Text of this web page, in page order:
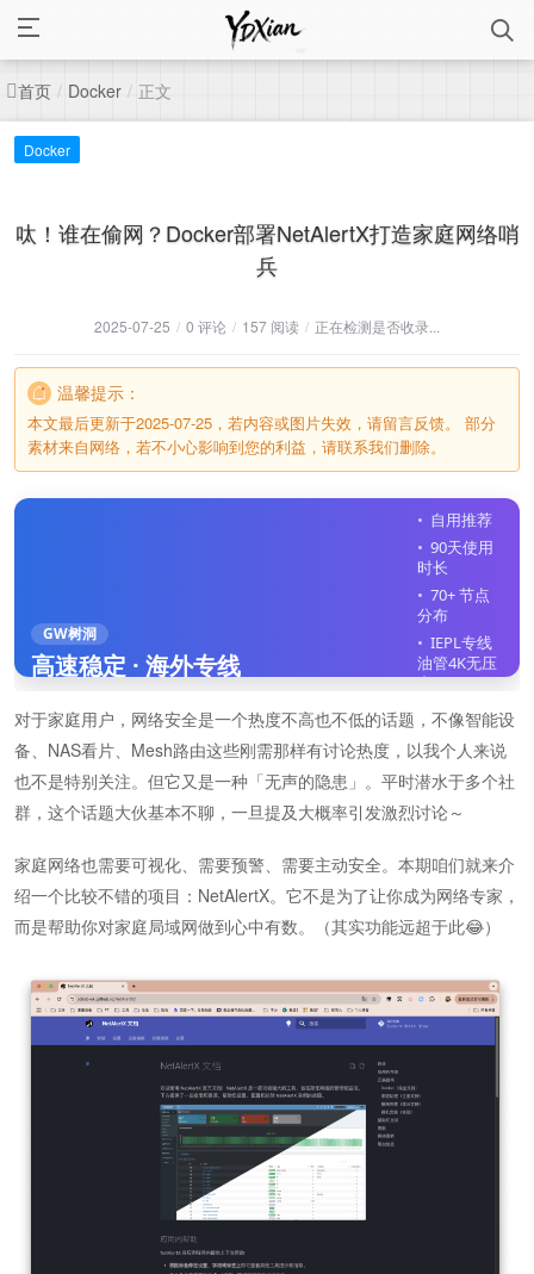
首页 / Docker / 正文
Docker
呔！谁在偷网？Docker部署NetAlertX打造家庭网络哨
兵
2025-07-25 / 0 评论 / 157 阅读 / 正在检测是否收录...
温馨提示：
本文最后更新于2025-07-25，若内容或图片失效，请留言反馈。 部分
素材来自网络，若不小心影响到您的利益，请联系我们删除。
GW树洞
高速稳定 · 海外专线
自用推荐
90天使用
时长
70+ 节点
分布
IEPL专线
油管4K无压
力
全平台客
户端
不限制在
线设备
立即注册
对于家庭用户，网络安全是一个热度不高也不低的话题，不像智能设
备、NAS看片、Mesh路由这些刚需那样有讨论热度，以我个人来说
也不是特别关注。但它又是一种「无声的隐患」。平时潜水于多个社
群，这个话题大伙基本不聊，一旦提及大概率引发激烈讨论～
家庭网络也需要可视化、需要预警、需要主动安全。本期咱们就来介
绍一个比较不错的项目：NetAlertX。它不是为了让你成为网络专家，
而是帮助你对家庭局域网做到心中有数。（其实功能远超于此😂）